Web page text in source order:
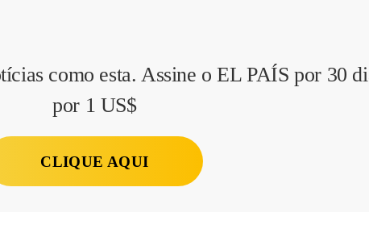
como esta. Assine o EL PAÍS por 30
por 1 US$
CLIQUE AQUI